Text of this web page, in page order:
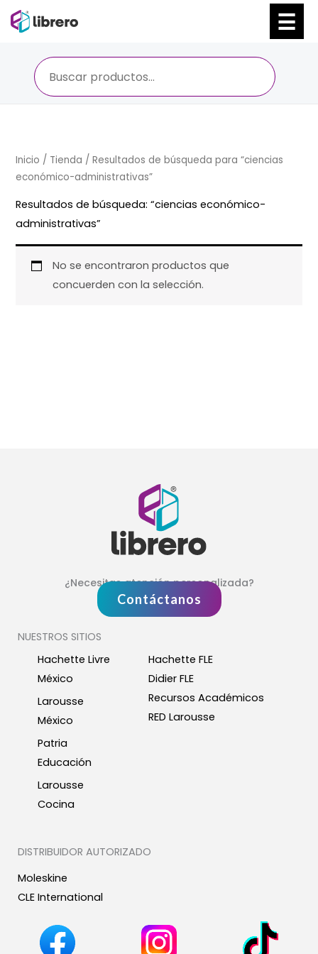
Inicio / Tienda / Resultados de búsqueda para “ciencias
económico-administrativas”
Resultados de búsqueda: “ciencias económico-
administrativas”
No se encontraron productos que
concuerden con la selección.
¿Necesitas atención personalizada?
Contáctanos
NUESTROS SITIOS
Hachette Livre
México
Larousse
México
Patria
Educación
Larousse
Cocina
Hachette FLE
Didier FLE
Recursos Académicos
RED Larousse
DISTRIBUIDOR AUTORIZADO
Moleskine
CLE International